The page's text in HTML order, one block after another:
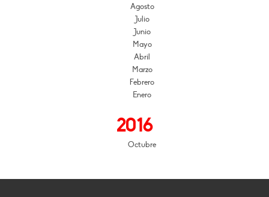
Agosto
Julio
Junio
Mayo
Abril
Marzo
Febrero
Enero
2016
Octubre